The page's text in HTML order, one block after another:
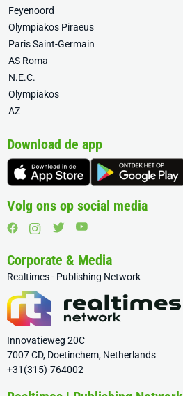
Feyenoord
Olympiakos Piraeus
Paris Saint-Germain
AS Roma
N.E.C.
Olympiakos
AZ
Download de app
Volg ons op social media
Corporate & Media
Realtimes - Publishing Network
Innovatieweg 20C
7007 CD, Doetinchem, Netherlands
+31(315)-764002